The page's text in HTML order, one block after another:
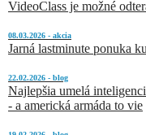
VideoClass je možné
08.03.2026 - akcia
Jarná lastminute ponuka
22.02.2026 - blog
Najlepšia umelá
- a americká armáda to vie